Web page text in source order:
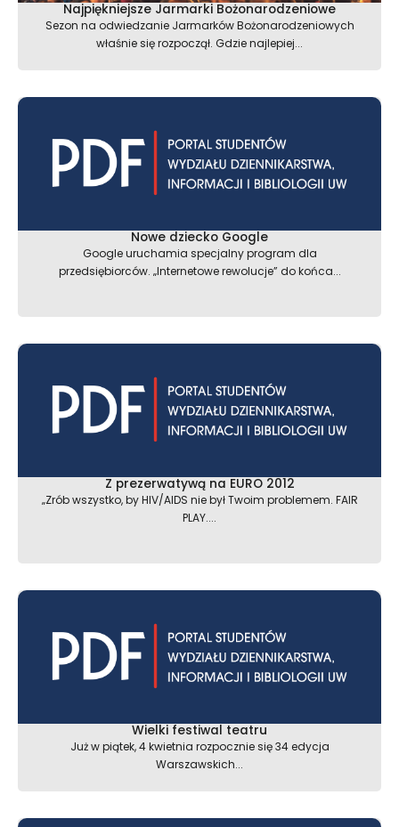
Najpiękniejsze Jarmarki Bożonarodzeniowe
Sezon na odwiedzanie Jarmarków Bożonarodzeniowych
właśnie się rozpoczął. Gdzie najlepiej...
Nowe dziecko Google
Google uruchamia specjalny program dla
przedsiębiorców. „Internetowe rewolucje” do końca...
Z prezerwatywą na EURO 2012
„Zrób wszystko, by HIV/AIDS nie był Twoim problemem. FAIR
PLAY....
Wielki festiwal teatru
Już w piątek, 4 kwietnia rozpocznie się 34 edycja
Warszawskich...